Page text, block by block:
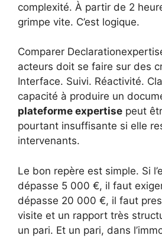
complexité. À partir de 2
grimpe vite. C’est logique.
Comparer
acteurs doit se faire sur des
Interface. Suivi. Réactivité.
capacité à produire un
plateforme expertise peut
pourtant insuffisante si elle
intervenants.
Le bon repère est simple. Si
dépasse 5 000 €, il faut
dépasse 20 000 €, il faut
visite et un rapport très
un pari. Et un pari, dans